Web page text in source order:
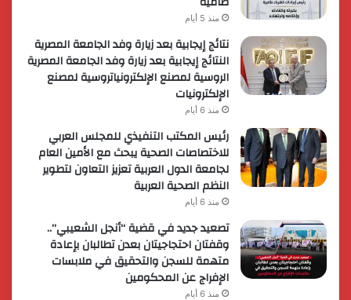
منذ 5 أيام
نتائج إيجابية بعد زيارة وفد الجامعة المصرية
النتائج إيجابية بعد زيارة وفد الجامعة المصرية
الروسية لمصنع الإلكترونياتروسية لمصنع
الإلكترونيات
منذ 6 أيام
رئيس المكتب التنفيذي للمجلس العربي
للاختصاصات الصحية يبحث مع الأمين العام
لجامعة الدول العربية تعزيز التعاون لتطوير
النظم الصحية العربية
منذ 6 أيام
تصعيد جديد في قضية “أنجل الشعيبي”..
وقفتان احتجاجيتان بعدن تطالبان بإعادة
متهمة للسجن والتحقيق في ملابسات
الإفراج عن المحكومين
منذ 6 أيام